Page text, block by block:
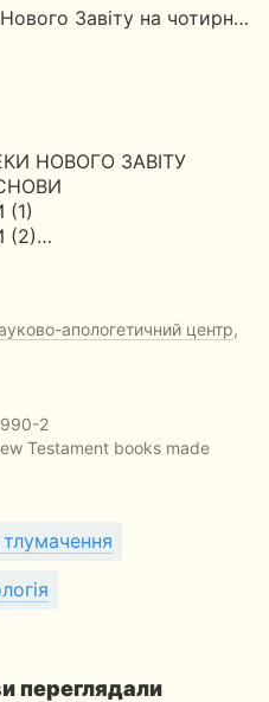
Завіту на чотирн…
НОВОГО ЗАВІТУ
(2)…
апологетичний центр,
2
Testament books made
переглядали